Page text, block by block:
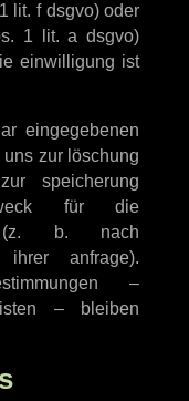
lit. f dsgvo) oder
1 lit. a dsgvo)
einwilligung ist
eingegebenen
zur löschung
speicherung
für die
(z. b. nach
ihrer anfrage).
–
– bleiben